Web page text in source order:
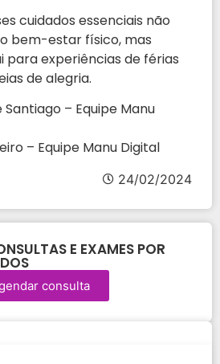
cuidados essenciais não
bem-estar físico, mas
experiências de férias
de alegria.
– Equipe Manu
– Equipe Manu Digital
24/02/2024
E EXAMES POR
consulta